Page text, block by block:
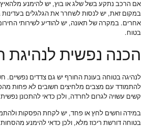
אם הרכב נתקע בשל שלג או בוץ, יש להימנע
במקום זאת, יש לנסות לשחרר את הגלגלים בעדינות
אחרים. במקרה של תאונה, יש להודיע לשירותי
בטוח.
הכנה נפשית לנהיגת
לנהיגה בטוחה בעונת החורף יש גם צדדים נפשיים.
להתמודד עם מצבים מלחיצים חשובים לא פחות
קשים עשויה לגרום לחרדה, ולכן כדאי להתכונן
במידה וחשים לחץ או פחד, יש לקחת הפסקות
בטוחה דורשת ריכוז מלא, ולכן כדאי להימנע